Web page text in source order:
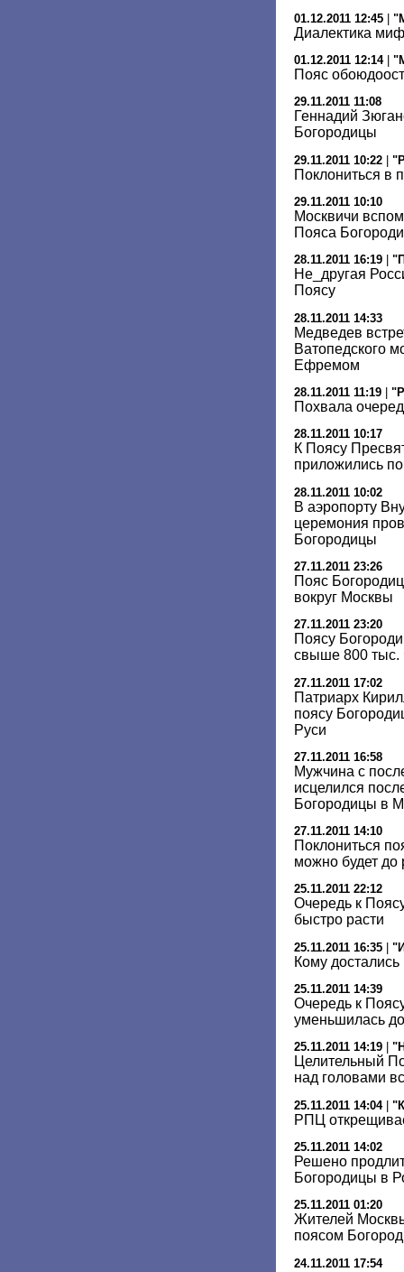
01.12.2011 12:45 |
Диалектика
01.12.2011 12:14|
Пояс
29.11.2011 11:08
Геннадий
Богородицы
29.11.2011 10:22 |
Поклониться в
29.11.2011 10:10
Москвичи
Пояса
28.11.2011 16:19
Не_другая
Поясу
28.11.2011 14:33
Медведев
Ватопедского
Ефремом
28.11.2011 11:19
Похвала
28.11.2011 10:17
К Поясу
приложились
28.11.2011 10:02
В аэропорту
церемония
Богородицы
27.11.2011 23:26
Пояс
вокруг Москвы
27.11.2011 23:20
Поясу
свыше 800 тыс.
27.11.2011 17:02
Патриарх
поясу
Руси
27.11.2011 16:58
Мужчина с
исцелился
Богородицы в
27.11.2011 14:10
Поклониться
можно будет до
25.11.2011 22:12
Очередь к
быстро расти
25.11.2011 16:35
Кому достались
25.11.2011 14:39
Очередь к
уменьшилась
25.11.2011 14:19
Целительный
над головами
25.11.2011 14:04|
РПЦ
25.11.2011 14:02
Решено
Богородицы в
25.11.2011 01:20
Жителей
поясом
24.11.2011 17:54